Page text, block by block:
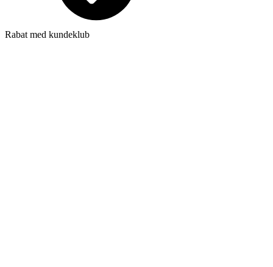
Rabat med kundeklub